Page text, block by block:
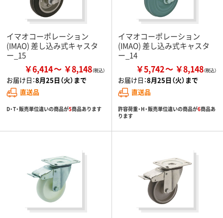
イマオコーポレーション
(IMAO) 差し込み式キャスタ
ー_15
￥6,414 ￥8,148
お届け日：8月25日（火）まで
直送品
D・T・販売単位違いの商品が5商品あります
イマオコーポレーション
(IMAO) 差し込み式キャスタ
ー_14
￥5,742 ￥8,148
お届け日：8月25日（火）まで
直送品
許容荷重・H・販売単位違いの商品が6商品あ
ります